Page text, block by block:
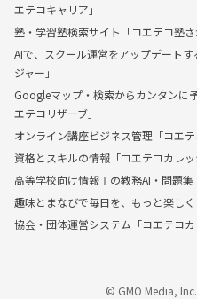
エテコキャリア」
塾・学習塾検索サイト「コエテコ塾さ
AIで、スクール運営をアップデート
ジャー」
Googleマップ・検索からカンタンに
エテコリザーブ」
オンライン講座ビジネス管理「コエテ
資格とスキルの情報「コエテコカレッ
高等学校向け情報Ⅰの教務AI・問題集
趣味とまなびで毎日を、もっと楽しく
協会・団体運営システム「コエテコカ
© GMO Media,